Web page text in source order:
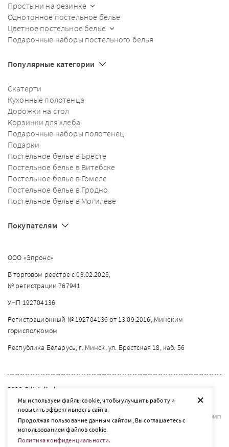
+
Мы используем файлы cookie, чтобы улучшить работу и
повысить эффективность сайта.
Продолжая пользование данным сайтом, Вы соглашаетесь с
использованием файлов cookie.
Политика конфиденциальности.
Простыни на резинке
Однотонное постельное белье
Цветное постельное белье
Подарочные наборы постельного белья
Популярные категории
Скатерти
Кухонные полотенца
Дорожки на стол
Корзинки для хлеба
Подарочные наборы полотенец
Подарки
Постельное белье в Бресте
Постельное белье в Витебске
Постельное белье в Гомеле
Постельное белье в Гродно
Постельное белье в Могилеве
Покупателям
ООО «Эпронс»
В торговом реестре с 03.02.2026,
№ регистрации 767941
УНП 192704136
Регистрационный № 192704136 от 13.09.2016, Минским
горисполкомом
Республика Беларусь, г. Минск, ул. Брестская 18, каб. 56
2026 © listelle.by
Разработка сайта — SLAM